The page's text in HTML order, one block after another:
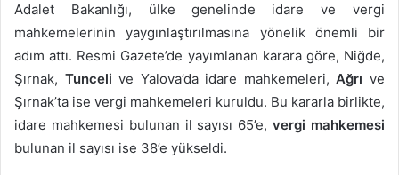
Adalet Bakanlığı, ülke genelinde idare ve vergi
mahkemelerinin yaygınlaştırılmasına yönelik önemli bir
adım attı. Resmi Gazete’de yayımlanan karara göre, Niğde,
Şırnak, Tunceli ve Yalova’da idare mahkemeleri,Ağrı ve
Şırnak’ta ise vergi mahkemeleri kuruldu. Bu kararla birlikte,
idare mahkemesi bulunan il sayısı 65’e,vergi mahkemesi
bulunan il sayısı ise 38’e yükseldi.